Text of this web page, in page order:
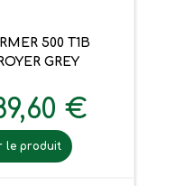
500 T1B
GREY
€
le produit